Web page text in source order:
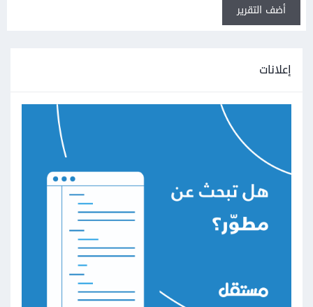
أضف التقرير
إعلانات